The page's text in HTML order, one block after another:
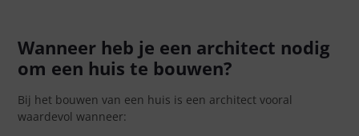
Wanneer heb je een architect nodig
om een huis te bouwen?
Bij het bouwen van een huis is een architect vooral
waardevol wanneer: